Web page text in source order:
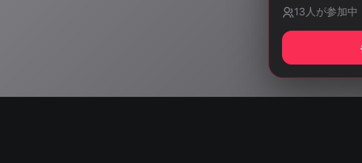
13 人が参加中